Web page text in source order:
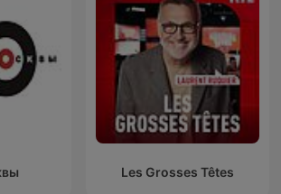
Les Grosses Têtes